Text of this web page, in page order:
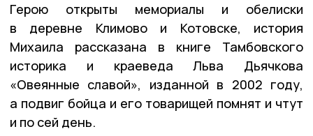
Герою открыты мемориалы и обелиски
в деревне Климово и Котовске, история
Михаила рассказана в книге Тамбовского
историка и краеведа Льва Дьячкова
«Овеянные славой», изданной в 2002 году,
а подвиг бойца и его товарищей помнят и чтут
и по сей день.